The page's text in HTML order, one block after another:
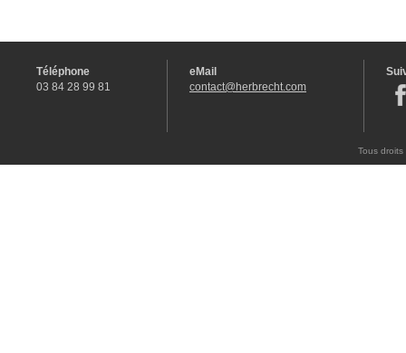
Téléphone
03 84 28 99 81
eMail
contact@herbrecht.com
Tous